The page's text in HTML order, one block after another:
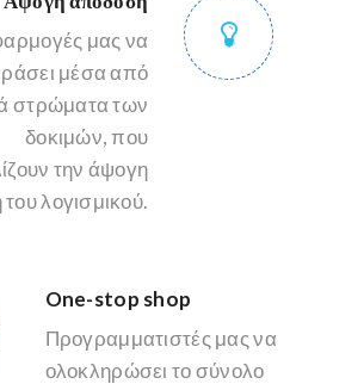
μας να
μέσα από
στρώματα των
δοκιμών, που
την άψογη
λογισμικού.
One-stop shop
Προγραμματιστές μας να
ολοκληρώσει το σύνολο